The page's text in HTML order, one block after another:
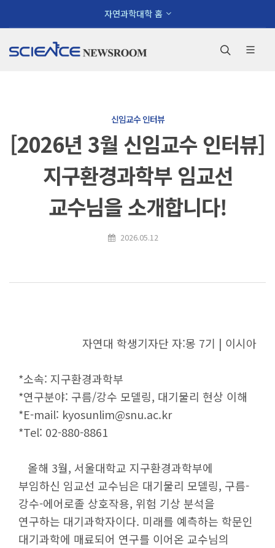
자연과학대학 홈
신임교수 인터뷰
[2026년 3월 신임교수 인터뷰]
지구환경과학부 임교선
교수님을 소개합니다!
2026.05.12
자연대 학생기자단 자:몽 7기 | 이시아
*소속: 지구환경과학부
*연구분야: 구름/강수 모델링, 대기물리 현상 이해
*E-mail: kyosunlim@snu.ac.kr
*Tel: 02-880-8861
올해 3월, 서울대학교 지구환경과학부에
부임하신 임교선 교수님은 대기물리 모델링, 구름-
강수-에어로졸 상호작용, 위험 기상 분석을
연구하는 대기과학자이다. 미래를 예측하는 학문인
대기과학에 매료되어 연구를 이어온 교수님의
×
환영인사
학장소개
역대학장
대학안내
조직 및 구성원
홍보
홍보영상
브로슈어
자연대 뉴스레터
UI
교육
입학정보
대학/대학원